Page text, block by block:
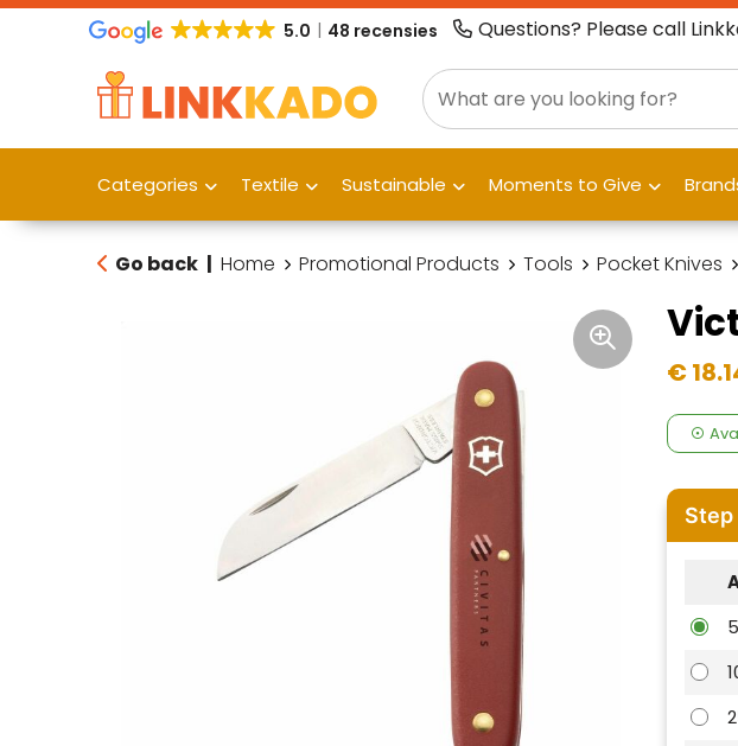
5.0 48 recensies Questions? Please call
Categories Textile Sustainable Moments to Give
Go back | Home Promotional Products Tools Pocket Knives
€
Step
5